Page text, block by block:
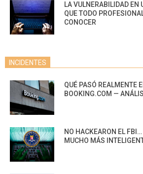
LA VULNERABILIDAD EN
QUE TODO
CONOCER
INCIDENTES
QUÉ PASÓ REALMENTE
BOOKING.COM —
NO HACKEARON EL
MUCHO MÁS